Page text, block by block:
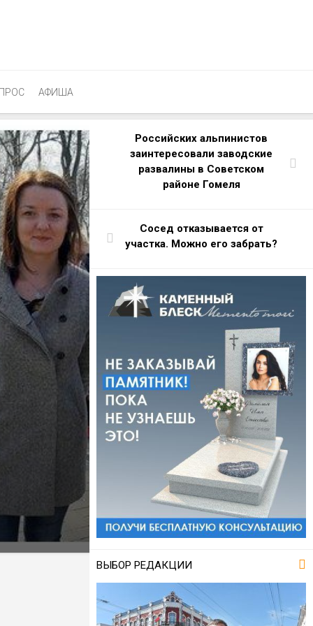
АФИША
Российских альпинистов
заинтересовали заводские
развалины в Советском
районе Гомеля
Сосед отказывается от
участка. Можно его забрать?
ВЫБОР РЕДАКЦИИ